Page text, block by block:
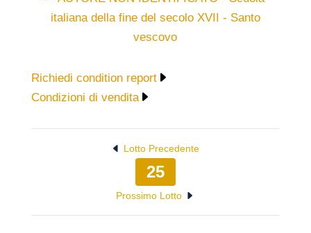
Richiedi condition report
Condizioni di vendita
Lotto Precedente
25
Prossimo Lotto